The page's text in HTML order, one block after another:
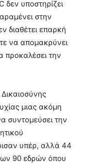
δεν υποστηρίζει
στην
διαθέτει επαρκή
να απομακρύνει
προκαλέσει την
μιας ακόμη
συντομεύσει την
υπέρ, αλλά 44
90 εδρών όπου